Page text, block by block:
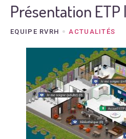
Présentation ETP
EQUIPE RVRH ACTUALITÉS